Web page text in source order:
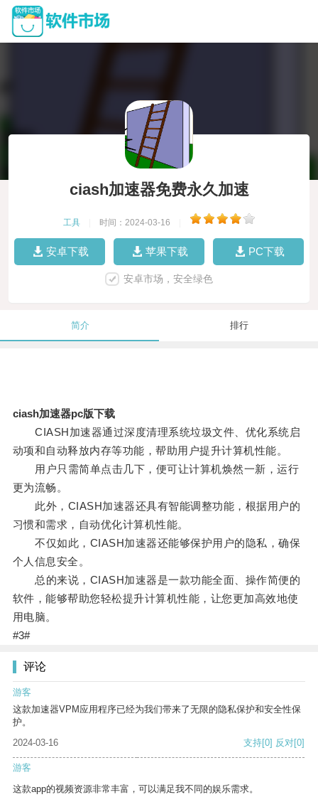
ciash加速器免费永久加速
工具 时间：2024-03-16
安卓下载 苹果下载 PC下载
安卓市场，安全绿色
简介 排行
ciash加速器pc版下载
CIASH加速器通过深度清理系统垃圾文件、优化系统启
动项和自动释放内存等功能，帮助用户提升计算机性能。
用户只需简单点击几下，便可让计算机焕然一新，运行
更为流畅。
此外，CIASH加速器还具有智能调整功能，根据用户的
习惯和需求，自动优化计算机性能。
不仅如此，CIASH加速器还能够保护用户的隐私，确保
个人信息安全。
总的来说，CIASH加速器是一款功能全面、操作简便的
软件，能够帮助您轻松提升计算机性能，让您更加高效地使
用电脑。
#3#
评论
游客
这款加速器VPM应用程序已经为我们带来了无限的隐私保护和安全性保
护。
2024-03-16
支持[0] 反对[0]
游客
这款app的视频资源非常丰富，可以满足我不同的娱乐需求。